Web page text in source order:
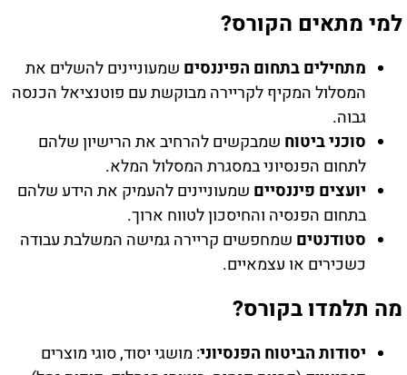
למי מתאים הקורס?
מתחילים בתחום הפיננסים שמעוניינים להשלים את
המסלול המקיף לקריירה מבוקשת עם פוטנציאל הכנסה
גבוה.
סוכני ביטוח שמבקשים להרחיב את הרישיון שלהם
לתחום הפנסיוני במסגרת המסלול המלא.
יועצים פיננסיים שמעוניינים להעמיק את הידע שלהם
בתחום הפנסיה והחיסכון לטווח ארוך.
סטודנטים שמחפשים קריירה גמישה המשלבת עבודה
כשכירים או עצמאיים.
מה תלמדו בקורס?
יסודות הביטוח הפנסיוני: מושגי יסוד, סוגי מוצרים